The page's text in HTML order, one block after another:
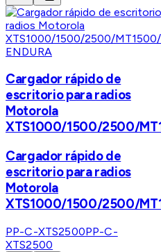
ENDURA
Cargador rápido de
escritorio para radios
Motorola
XTS1000/1500/2500/
Cargador rápido de
escritorio para radios
Motorola
XTS1000/1500/2500/
PP-C-XTS2500PP-C-
XTS2500